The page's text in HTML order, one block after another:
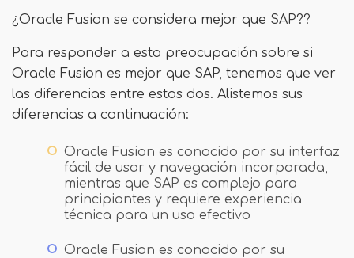
¿Oracle Fusion se considera mejor que SAP??
Para responder a esta preocupación sobre si
Oracle Fusion es mejor que SAP, tenemos que ver
las diferencias entre estos dos. Alistemos sus
diferencias a continuación:
Oracle Fusion es conocido por su interfaz
fácil de usar y navegación incorporada,
mientras que SAP es complejo para
principiantes y requiere experiencia
técnica para un uso efectivo
Oracle Fusion es conocido por su